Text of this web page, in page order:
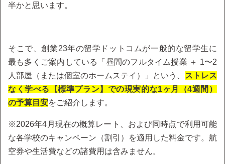
半かと思います。
そこで、創業23年の留学ドットコムが一般的な留学生に
最も多くご案内している「昼間のフルタイム授業 ＋ 1〜2
人部屋（または個室のホームステイ）」という、
ストレス
なく学べる【標準プラン】での現実的な1ヶ月（4週間）
の予算目安をご紹介します。
※2026年4月現在の概算レート、および同時点で利用可能
な各学校のキャンペーン（割引）を適用した料金です。航
空券や生活費などの諸費用は含みません。